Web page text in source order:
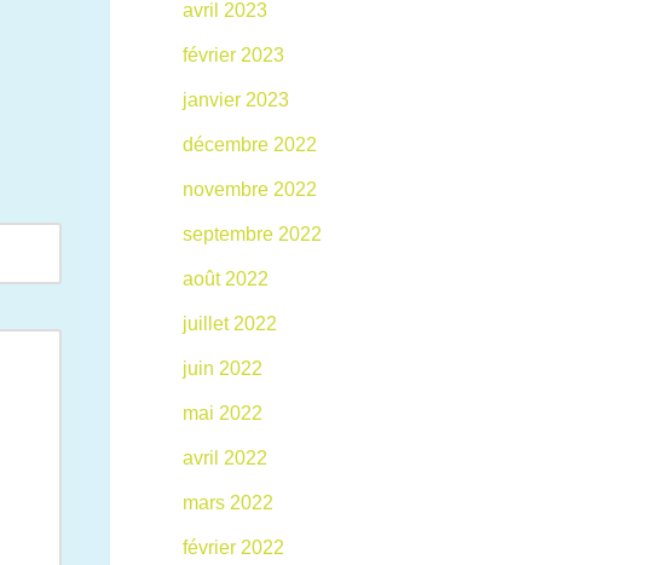
avril 2023
février 2023
janvier 2023
décembre 2022
novembre 2022
septembre 2022
août 2022
juillet 2022
juin 2022
mai 2022
avril 2022
mars 2022
février 2022